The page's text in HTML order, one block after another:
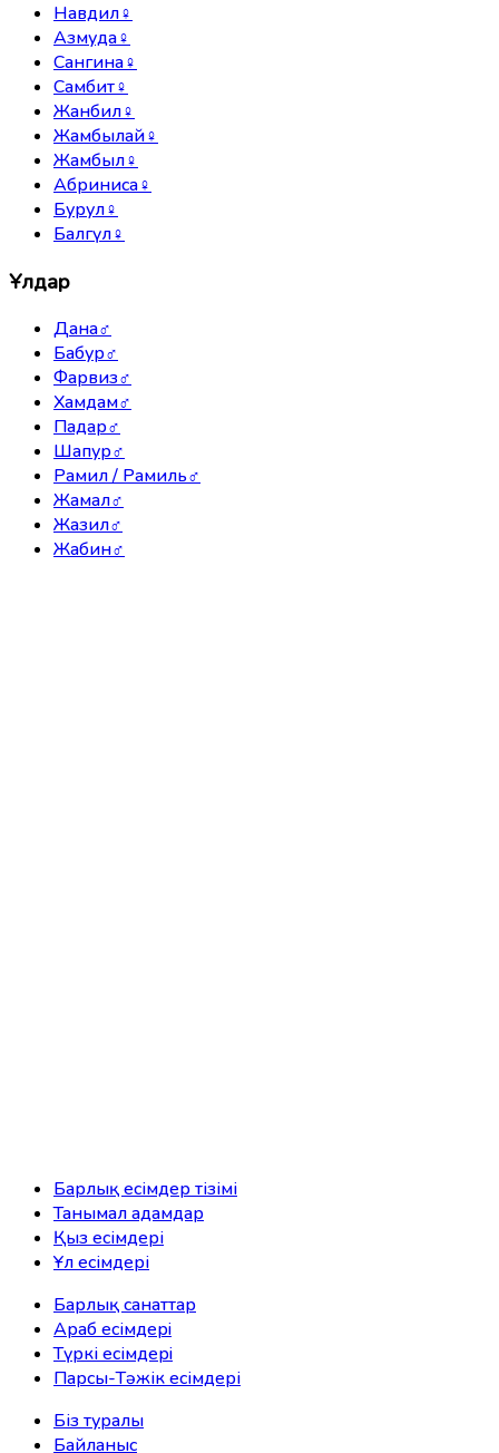
Навдил♀
Азмуда♀
Сангина♀
Самбит♀
Жанбил♀
Жамбылай♀
Жамбыл♀
Абриниса♀
Бурул♀
Балгүл♀
Ұлдар
Дана♂
Бабур♂
Фарвиз♂
Хамдам♂
Падар♂
Шапур♂
Рамил / Рамиль♂
Жамал♂
Жазил♂
Жабин♂
Барлық есімдер тізімі
Танымал адамдар
Қыз есімдері
Ұл есімдері
Барлық санаттар
Араб есімдерi
Түркі есімдерi
Парсы-Тәжік есімдері
Біз туралы
Байланыс